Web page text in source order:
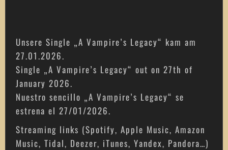
Unsere Single „A Vampire’s Legacy“ kam am
27.01.2026.
Single „A Vampire’s Legacy“ out on 27th of
January 2026.
Nuestro sencillo „A Vampire’s Legacy“ se
estrena el 27/01/2026.
Streaming links (Spotify, Apple Music, Amazon
Music, Tidal, Deezer, iTunes, Yandex, Pandora…)